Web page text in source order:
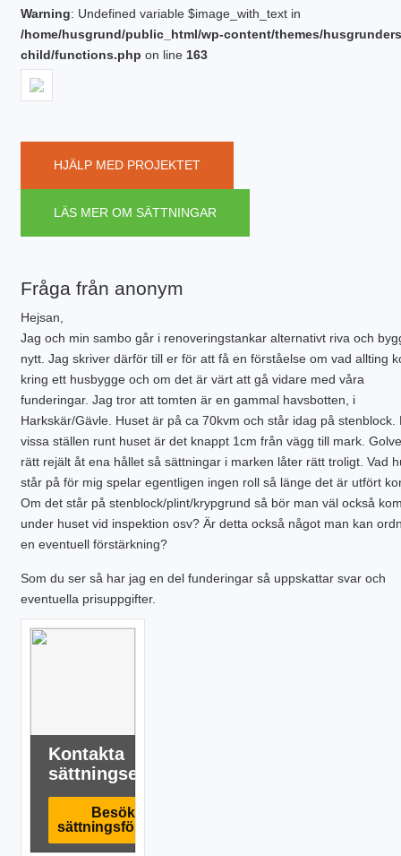
PLINTGRUND
TJÄLDJUP
VATTENBUREN GOLVVÄRME
Warning: Undefined variable $image_with_text in
/home/husgrund/public_html/wp-content/themes/
child/functions.php on line 163
HJÄLP MED PROJEKTET
LÄS MER OM SÄTTNINGAR
Fråga från anonym
Hejsan,
Jag och min sambo går i renoveringstankar alternativt riva och
nytt. Jag skriver därför till er för att få en förståelse om vad allting
kring ett husbygge och om det är värt att gå vidare med våra
funderingar. Jag tror att tomten är en gammal havsbotten, i
Harkskär/Gävle. Huset är på ca 70kvm och står idag på stenblock.
vissa ställen runt huset är det knappt 1cm från vägg till mark.
rätt rejält åt ena hållet så sättningar i marken låter rätt troligt. Vad
står på för mig spelar egentligen ingen roll så länge det är utfört
Om det står på stenblock/plint/krypgrund så bör man väl också
under huset vid inspektion osv? Är detta också något man kan
en eventuell förstärkning?
Som du ser så har jag en del funderingar så uppskattar svar och
eventuella prisuppgifter.
Kontakta
sättningsexpert
Besök
sättningsföretag